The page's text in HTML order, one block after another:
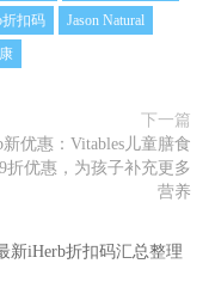
折扣码
Jason Natural
下一篇
新优惠：Vitables儿童膳食
折优惠，为孩子补充更多
营养
新iHerb折扣码汇总整理